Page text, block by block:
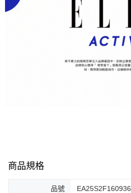
商品規格
品號 EA25S2F160936